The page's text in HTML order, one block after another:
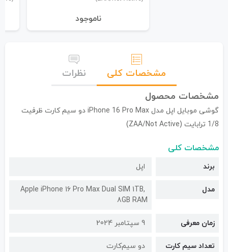
نا‌موجود
مشخصات کلی
نظرات
مشخصات محصول
گوشی موبایل اپل مدل iPhone 16 Pro Max دو سیم کارت ظرفیت
1/8 ترابایت (ZAA/Not Active)
مشخصات کلی
برند اپل
مدل
Apple iPhone 16 Pro Max Dual SIM 1TB,
8GB RAM
زمان معرفی 9 سپتامبر 2024
تعداد سیم کارت دو سیم‌کارت